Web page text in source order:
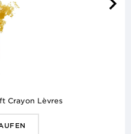
Crayon Lèvres